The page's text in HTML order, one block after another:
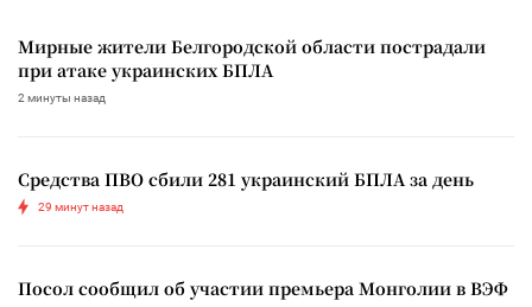
Мирные жители Белгородской области пострадали
при атаке украинских БПЛА
2 минуты назад
Средства ПВО сбили 281 украинский БПЛА за день
29 минут назад
Посол сообщил об участии премьера Монголии в ВЭФ